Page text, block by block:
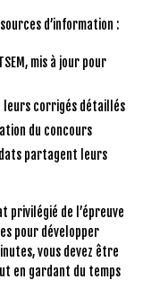
d’information :
mis à jour pour
leurs corrigés détaillés
du concours
partagent leurs
privilégié de l’épreuve
pour développer
vous devez être
en gardant du temps